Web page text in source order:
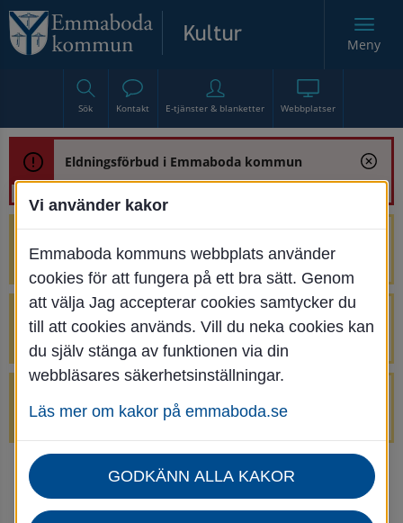
Sök Kontakt E-tjänster & blanketter Webbplatser
Meny
Eldningsförbud i Emmaboda kommun
renoveringen av Bjurbäcksbron
Tillfälliga avstängningar på Centrumtorget
v. 25-34
avstängda.
Startsida Uppleva & göra Göra
Kultur
Nyheter för Kultur
Nyhetsarkiv - Kultur
Vi använder kakor
Emmaboda kommuns webbplats använder
cookies för att fungera på ett bra sätt. Genom
att välja Jag accepterar cookies samtycker du
till att cookies används. Vill du neka cookies kan
du själv stänga av funktionen via din
webbläsares säkerhetsinställningar.
Läs mer om kakor på emmaboda.se
GODKÄNN ALLA KAKOR